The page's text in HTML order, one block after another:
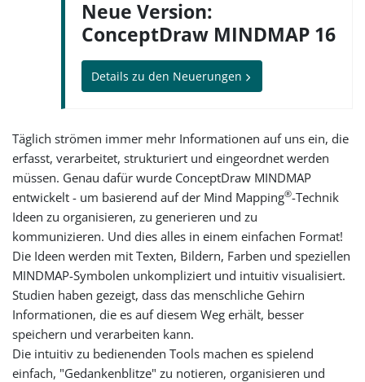
Neue Version:
ConceptDraw MINDMAP 16
Details zu den Neuerungen
Täglich strömen immer mehr Informationen auf uns ein, die
erfasst, verarbeitet, strukturiert und eingeordnet werden
müssen. Genau dafür wurde ConceptDraw MINDMAP
entwickelt - um basierend auf der Mind Mapping®-Technik
Ideen zu organisieren, zu generieren und zu
kommunizieren. Und dies alles in einem einfachen Format!
Die Ideen werden mit Texten, Bildern, Farben und speziellen
MINDMAP-Symbolen unkompliziert und intuitiv visualisiert.
Studien haben gezeigt, dass das menschliche Gehirn
Informationen, die es auf diesem Weg erhält, besser
speichern und verarbeiten kann.
Die intuitiv zu bedienenden Tools machen es spielend
einfach, "Gedankenblitze" zu notieren, organisieren und